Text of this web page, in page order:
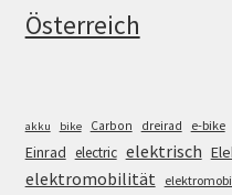
Österreich
akku bike Carbon dreirad e-bike
Einrad electric elektrisch
elektromobilität